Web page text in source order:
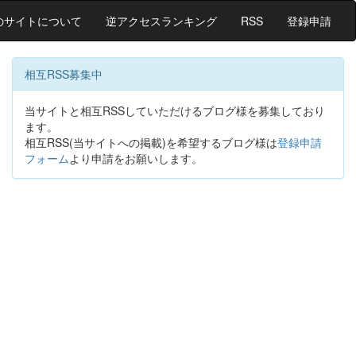
サイトについて 逆アクセスランキング RSS 登録申請
相互RSS募集中
当サイトと相互RSSしていただけるブログ様を募集しており
ます。
相互RSS(当サイトへの掲載)を希望するブログ様は登録申請
フォームより申請をお願いします。